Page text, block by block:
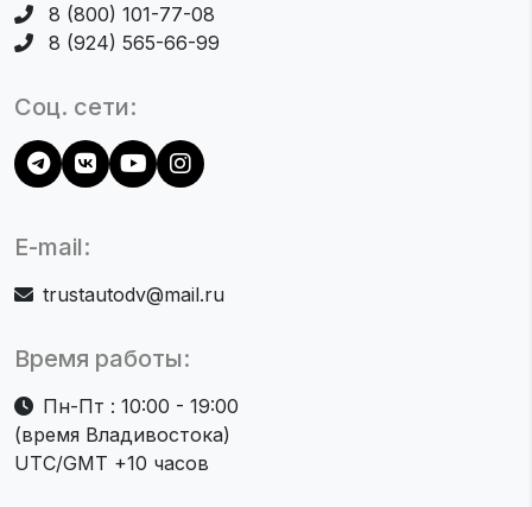
8 (800) 101-77-08
8 (924) 565-66-99
Соц. сети:
Время работы:
Пн-Пт : 10:00 - 19:00
(время Владивостока)
UTC/GMT +10 часов
E-mail:
trustautodv@mail.ru